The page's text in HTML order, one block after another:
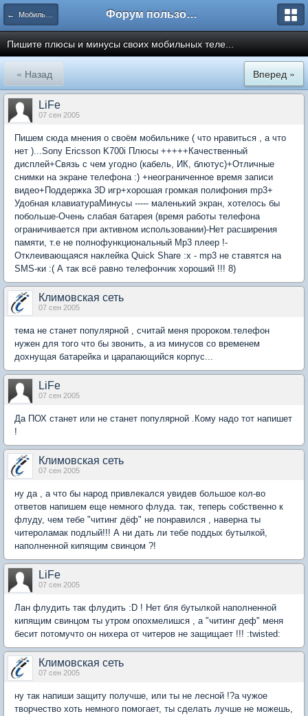
← Мобильная связь Форум пользователей ООО "Климовская сеть"
Пишите плюсы и минусы своих мобильных теле...
« Назад Вперед »
LiFe
07 сен 2005
Пишем сюда мнения о своём мобильнике ( что нравиться , а что
нет )...Sony Ericsson K700i Плюсы +++++Качественный
дисплей+Связь с чем угодно (кабель, ИК, блютус)+Отличные
снимки на экране телефона :) +неограниченное время записи
видео+Поддержка 3D игр+хорошая громкая полифония mp3+
Удобная клавиатураМинусы ----- маленький экран, хотелось бы
побольше-Очень слабая батарея (время работы телефона
ограничивается при активном использовании)-Нет расширения
памяти, т.е не полнофункциональный Mp3 плеер !-
Отклеивающаяся наклейка Quick Share :x - mp3 не ставятся на
SMS-ки :( А так всё равно телефончик хороший !!! 8)
Климовская сеть
07 сен 2005
тема не станет популярной , считай меня пророком.телефон
нужен для того что бы звонить, а из минусов со временем
дохнущая батарейка и царапающийся корпус...
LiFe
07 сен 2005
Да ПОХ станет или не станет популярной .Кому надо тот напишет
!
Климовская сеть
07 сен 2005
ну да , а что бы народ привлекался увидев большое кол-во
ответов напишем еще немного флуда. так, теперь собственно к
флуду, чем тебе "читинг дёф" не понравился , наверна ты
читероламак подлый!!! А ни дать ли тебе поддых бутылкой,
наполненной кипящим свинцом ?!
LiFe
07 сен 2005
Лан флудить так флудить :D ! Нет бля бутылкой наполненной
кипящим свинцом ты утром опохмелишся , а "читинг деф" меня
бесит потомучто он нихера от читеров не защищает !!! :twisted:
Климовская сеть
07 сен 2005
ну так напиши защиту получше, или ты не лесной !?а чужое
творчество хоть немного помогает, ты сделать лучше не можешь,